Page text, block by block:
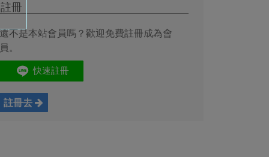
註冊
不是本站會員嗎？歡迎免費註冊成為會
。
註冊去